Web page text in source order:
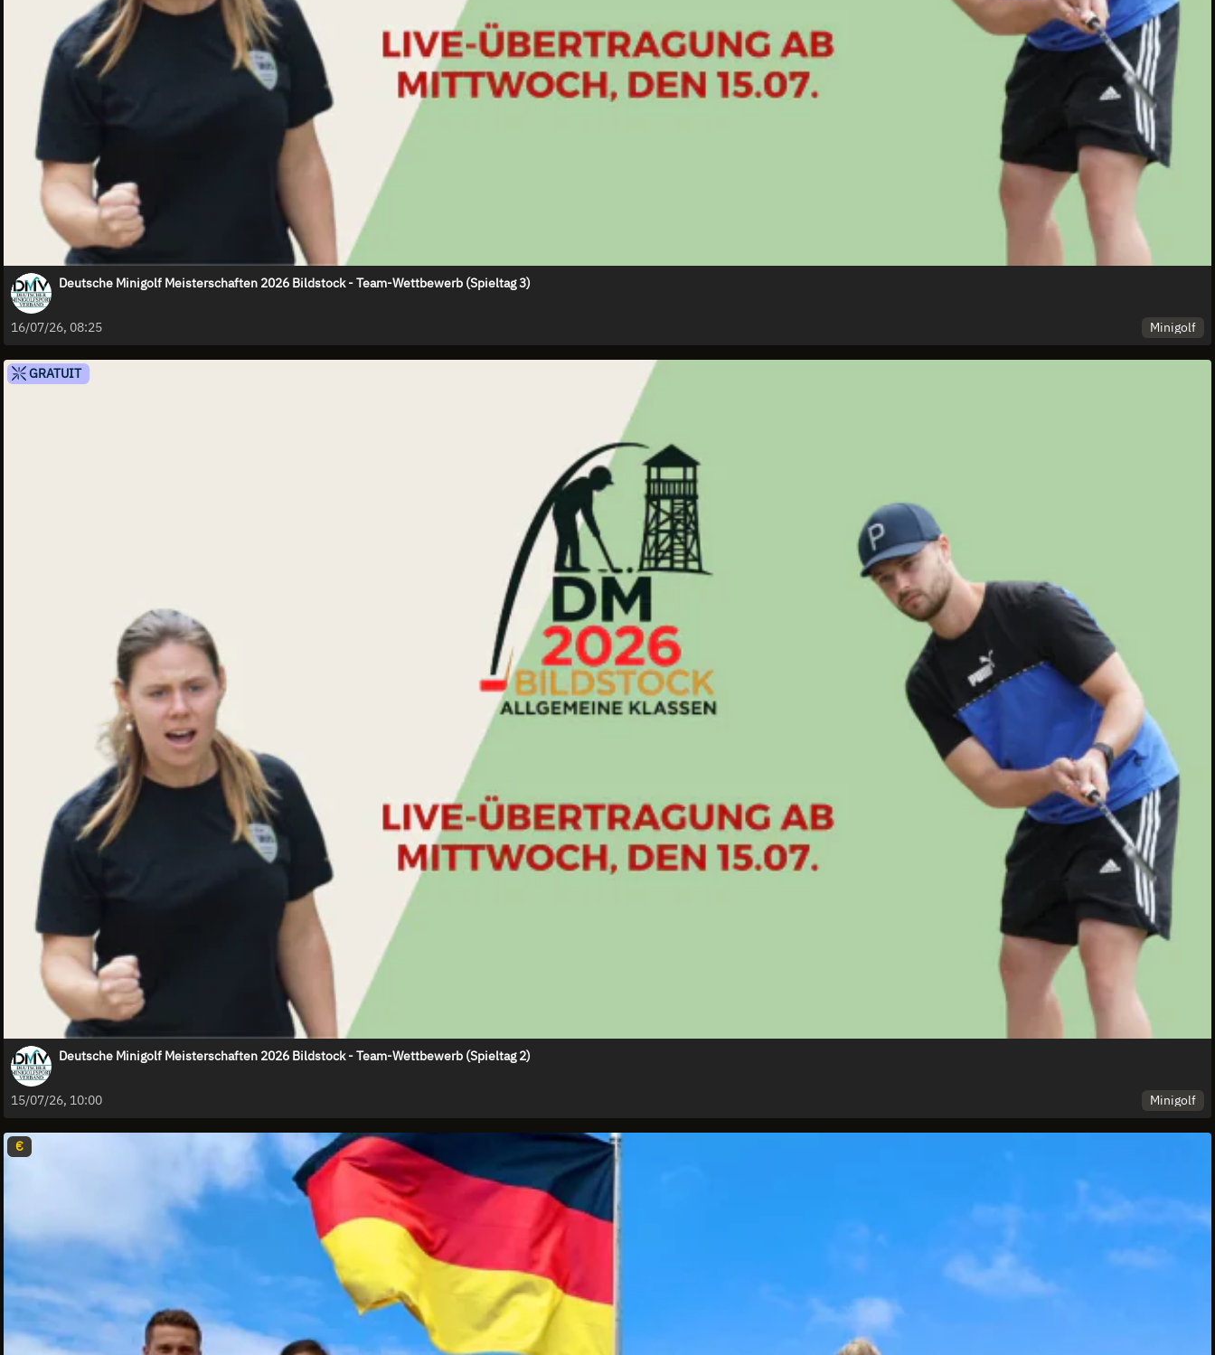
Deutsche Minigolf Meisterschaften 2026 Bildstock - Team-Wettbewerb (Spieltag 3)
16/07/26, 08:25 Minigolf
GRATUIT
Deutsche Minigolf Meisterschaften 2026 Bildstock - Team-Wettbewerb (Spieltag 2)
15/07/26, 10:00 Minigolf
€